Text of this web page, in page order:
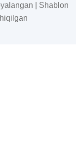
| Shablon